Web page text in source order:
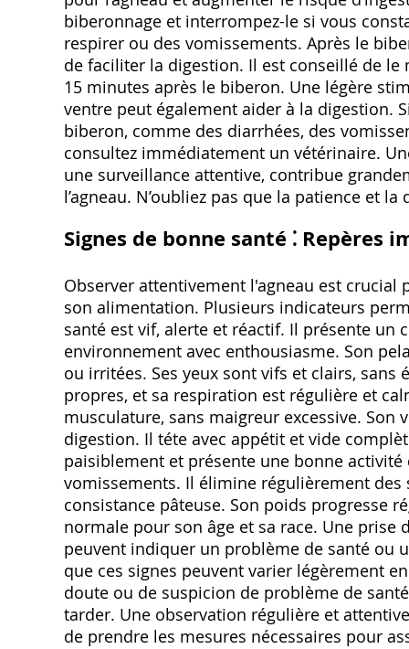
biberonnage et interrompez-le si vous
respirer ou des vomissements. Après le
de faciliter la digestion. Il est conseillé de
15 minutes après le biberon. Une légère
ventre peut également aider à la digestion.
biberon, comme des diarrhées, des
consultez immédiatement un vétérinaire.
une surveillance attentive, contribue
l’agneau. N’oubliez pas que la patience et
Signes de bonne santé ⁚ Repères
Observer attentivement l'agneau est
son alimentation. Plusieurs indicateurs
santé est vif, alerte et réactif. Il présente
environnement avec enthousiasme. Son
ou irritées. Ses yeux sont vifs et clairs,
propres, et sa respiration est régulière et
musculature, sans maigreur excessive.
digestion. Il téte avec appétit et vide
paisiblement et présente une bonne
vomissements. Il élimine régulièrement
consistance pâteuse. Son poids progresse
normale pour son âge et sa race. Une
peuvent indiquer un problème de santé ou
que ces signes peuvent varier légèrement
doute ou de suspicion de problème de
tarder. Une observation régulière et
de prendre les mesures nécessaires pour